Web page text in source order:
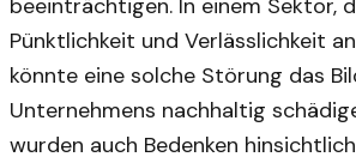
Pünktlichkeit und Verlässlichkeit
könnte eine solche Störung das
Unternehmens nachhaltig
wurden auch Bedenken